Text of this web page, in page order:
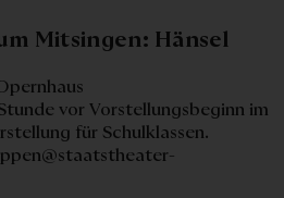
Mitsingen: Hänsel
17. Dezember
vor Vorstellungsbeginn im
für Schulklassen.